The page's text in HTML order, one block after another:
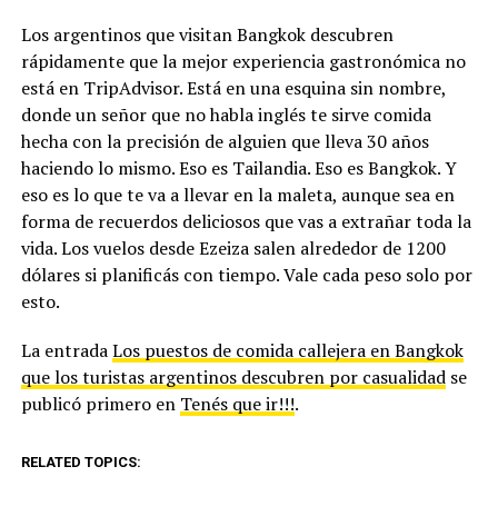
Los argentinos que visitan Bangkok descubren
rápidamente que la mejor experiencia gastronómica no
está en TripAdvisor. Está en una esquina sin nombre,
donde un señor que no habla inglés te sirve comida
hecha con la precisión de alguien que lleva 30 años
haciendo lo mismo. Eso es Tailandia. Eso es Bangkok. Y
eso es lo que te va a llevar en la maleta, aunque sea en
forma de recuerdos deliciosos que vas a extrañar toda la
vida. Los vuelos desde Ezeiza salen alrededor de 1200
dólares si planificás con tiempo. Vale cada peso solo por
esto.
La entradaLos puestos de comida callejera en Bangkok
que los turistas argentinos descubren por casualidadse
publicó primero en Tenés que ir!!!.
RELATED TOPICS: